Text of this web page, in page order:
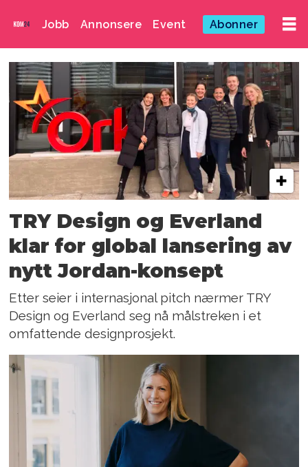
Jobb Annonsere Event Abonner
Emne:
tonje
jæger
TRY Design og Everland
klar for global lansering av
nytt Jordan-konsept
Etter seier i internasjonal pitch nærmer TRY
Design og Everland seg nå målstreken i et
omfattende designprosjekt.